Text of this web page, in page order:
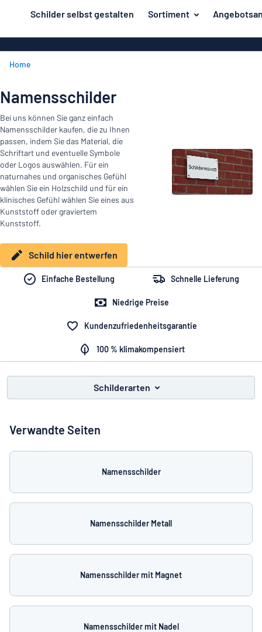
springen
Schilder selbst gestalten Sortiment
Herstellung
Haus und Heim
Kennzeichnung
Namensschilder
Aufkleber
Verkehr und Fahrzeuge
Industrie und Fertigung
Alle Kategorien anzeigen
Holzschilder
Aufkleber
Das Gesuchte nicht gefunden? Schild hier entwerfen
Unsere
Bestseller
Material
Herstellung
Haus
und
Heim
Kennzeichnung
Alle Kategorien anzeigen
Privat / Firma
zum
entwerfen
Home
Namensschilder
Bei uns können Sie ganz einfach
Namensschilder kaufen, die zu Ihnen
passen, indem Sie das Material, die
Schriftart und eventuelle Symbole
oder Logos auswählen. Für ein
naturnahes und organisches Gefühl
wählen Sie ein Holzschild und für ein
klinisches Gefühl wählen Sie eines aus
Kunststoff oder graviertem
Kunststoff.
Schild hier entwerfen
Einfache Bestellung Schnelle Lieferung
Niedrige Preise
Kundenzufriedenheitsgarantie
100 % klimakompensiert
Schilderarten
Verwandte Seiten
Namensschilder
Namensschilder Metall
Namensschilder mit Magnet
Namensschilder mit Nadel